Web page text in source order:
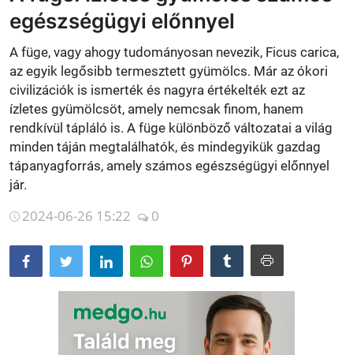
Betegségek
Gyógynövénybolt kereső
egészségügyi előnnyel
A füge, vagy ahogy tudományosan nevezik, Ficus carica,
az egyik legősibb termesztett gyümölcs. Már az ókori
civilizációk is ismerték és nagyra értékelték ezt az
ízletes gyümölcsöt, amely nemcsak finom, hanem
rendkívül tápláló is. A füge különböző változatai a világ
minden táján megtalálhatók, és mindegyikük gazdag
tápanyagforrás, amely számos egészségügyi előnnyel
jár.
2024-06-26 15:22 0